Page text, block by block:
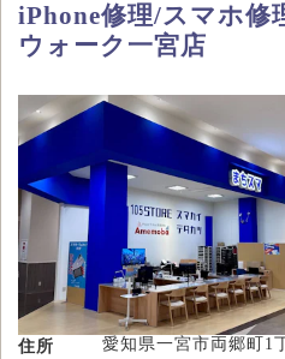
iPhone修理/スマホ修
ウォーク一宮店
住所
愛知県一宮市両郷町1